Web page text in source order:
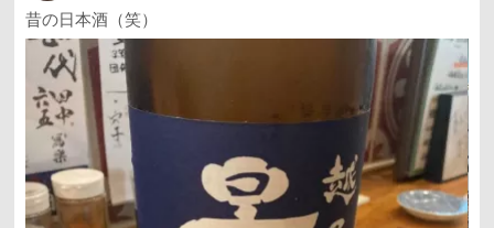
昔の日本酒（笑）